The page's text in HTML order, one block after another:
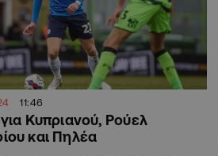
11:46
Κυπριανού, Ρούελ
και Πηλέα